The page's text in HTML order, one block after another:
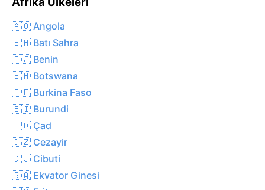
🇦🇴 Angola
🇪🇭 Batı Sahra
🇧🇯 Benin
🇧🇼 Botswana
🇧🇫 Burkina Faso
🇧🇮 Burundi
🇹🇩 Çad
🇩🇿 Cezayir
🇩🇯 Cibuti
🇬🇶 Ekvator Ginesi